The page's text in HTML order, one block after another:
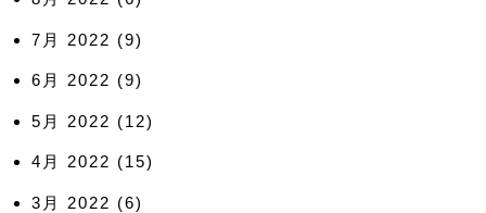
7月 2022 (9)
6月 2022 (9)
5月 2022 (12)
4月 2022 (15)
3月 2022 (6)